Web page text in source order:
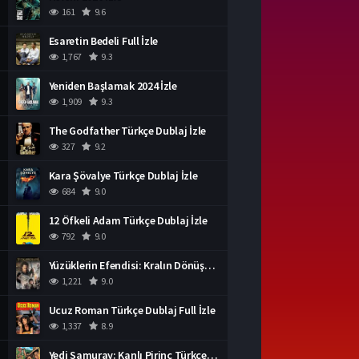
161 9.6
Esaretin Bedeli Full İzle
1,767 9.3
Yeniden Başlamak 2024 İzle
1,909 9.3
The Godfather Türkçe Dublaj İzle
327 9.2
Kara Şövalye Türkçe Dublaj İzle
684 9.0
12 Öfkeli Adam Türkçe Dublaj İzle
792 9.0
Yüzüklerin Efendisi: Kralın Dönüşü İzle
1,221 9.0
Ucuz Roman Türkçe Dublaj Full İzle
1,337 8.9
Yedi Samuray: Kanlı Pirinç Türkçe Dublaj İzle